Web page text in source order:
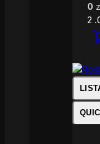
0
2